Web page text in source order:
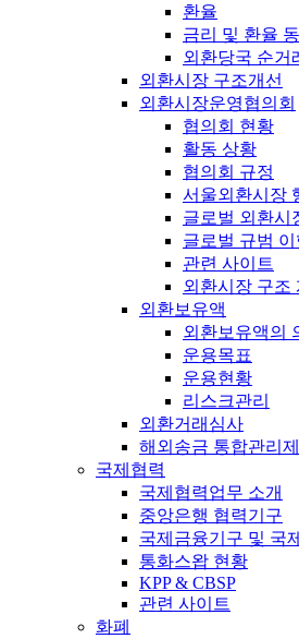
환율
금리 및 환율
외환당국 순거
외환시장 구조개선
외환시장운영협의회
협의회 현황
활동 상황
협의회 규정
서울외환시장
글로벌 외환시
글로벌 규범 이
관련 사이트
외환시장 구조
외환보유액
외환보유액의
운용목표
운용현황
리스크관리
외환거래심사
해외송금 통합관리
국제협력
국제협력업무 소개
중앙은행 협력기구
국제금융기구 및 국
통화스왑 현황
KPP & CBSP
관련 사이트
화폐